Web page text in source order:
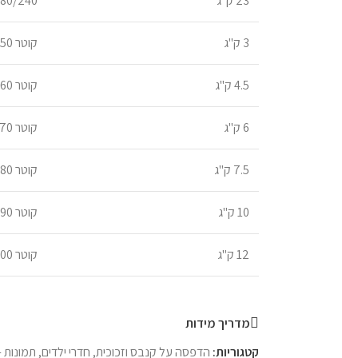
3 ק"ג קוטר 50
4.5 ק"ג קוטר 60
6 ק"ג קוטר 70
7.5 ק"ג קוטר 80
10 ק"ג קוטר 90
12 ק"ג קוטר 100
מדריך מידות
קטגוריות: הדפסה על קנבס וזכוכית, חדרי ילדים, תמונות